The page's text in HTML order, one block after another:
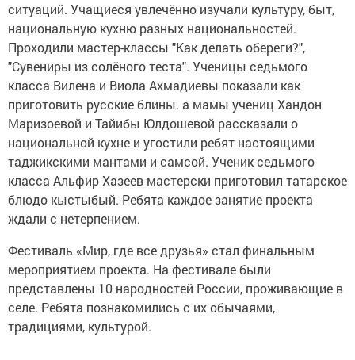
ситуаций. Учащиеся увлечённо изучали культуру, быт,
национальную кухню разных национальностей.
Проходили мастер-классы "Как делать обереги?",
"Сувениры из солёного теста". Ученицы седьмого
класса Вилена и Виола Ахмадиевы показали как
приготовить русские блины. а мамы учениц Хандон
Маризоевой и Тайибы Юлдошевой рассказали о
национальной кухне и угостили ребят настоящими
таджикскими мантами и самсой. Ученик седьмого
класса Альфир Хазеев мастерски приготовил татарское
блюдо кыстыбый. Ребята каждое занятие проекта
ждали с нетерпением.
Фестиваль «Мир, где все друзья» стал финальным
мероприятием проекта. На фестивале были
представлены 10 народностей России, проживающие в
селе. Ребята познакомились с их обычаями,
традициями, культурой.